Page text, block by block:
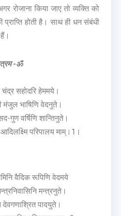
रोजाना किया जाए तो व्यक्ति को
होती है। साथ ही धन संबंधी
-ॐ
चंद्र सहोदरि हेममये।
मंजुल भाषिणि वेदनुते।
गुण वर्षिणि शान्तिनुते।
परिपालय माम्।1।
वैदिक रूपिणि वेदमये
मन्त्रनुते।
देवगणाश्रित पादयुते।